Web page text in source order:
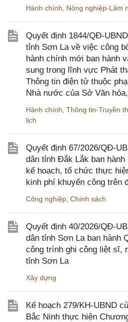
Hành chính Nông nghiệp-Lâm
Quyết định 1844/QĐ-
tỉnh Sơn La về việc công
hành chính mới ban hành
sung trong lĩnh vực Phát
Thông tin điện tử thuộc
Nhà nước của Sở Văn
Hành chính Thông tin-Truyền
lịch
Quyết định 67/2026/QĐ-
dân tỉnh Đắk Lắk ban
kế hoạch, tổ chức thực
kinh phí khuyến công trên
Công nghiệp Chính sách
Quyết định 40/2026/QĐ-
dân tỉnh Sơn La ban hành
công trình ghi công liệt sĩ,
tỉnh Sơn La
Xây dựng
Kế hoạch 279/KH-UBND
Bắc Ninh thực hiện